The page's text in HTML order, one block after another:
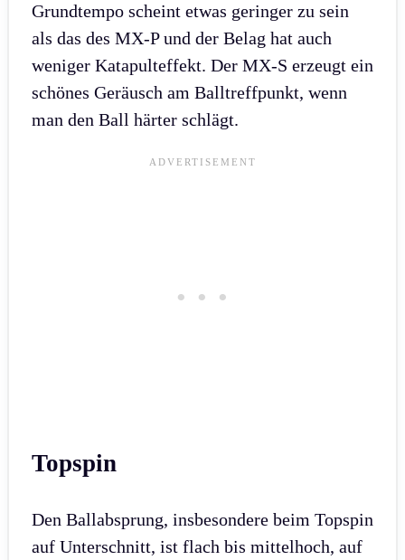
Grundtempo scheint etwas geringer zu sein
als das des MX-P und der Belag hat auch
weniger Katapulteffekt. Der MX-S erzeugt ein
schönes Geräusch am Balltreffpunkt, wenn
man den Ball härter schlägt.
Topspin
Den Ballabsprung, insbesondere beim Topspin
auf Unterschnitt, ist flach bis mittelhoch, auf